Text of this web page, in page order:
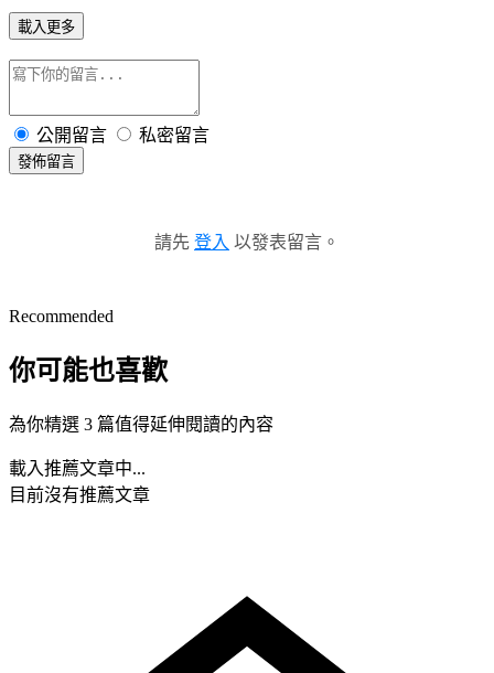
載入更多
公開留言 私密留言
發佈留言
請先 登入 以發表留言。
Recommended
你可能也喜歡
為你精選 3 篇值得延伸閱讀的內容
載入推薦文章中...
目前沒有推薦文章